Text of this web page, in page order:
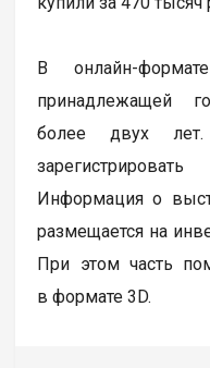
В онлайн-
принадлежащей
более двух
Информация о
размещается на
При этом часть
в формате 3D.